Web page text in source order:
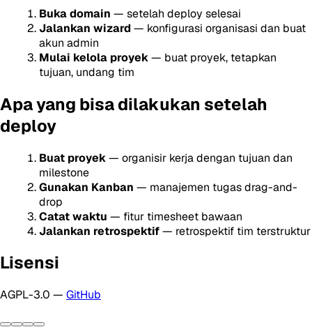
Buka domain — setelah deploy selesai
Jalankan wizard— konfigurasi organisasi dan buat
akun admin
Mulai kelola proyek— buat proyek, tetapkan
tujuan, undang tim
Apa yang bisa dilakukan setelah
deploy
Buat proyek— organisir kerja dengan tujuan dan
milestone
Gunakan Kanban — manajemen tugas drag-and-
drop
Catat waktu — fitur timesheet bawaan
Jalankan retrospektif— retrospektif tim terstruktur
Lisensi
AGPL-3.0 — GitHub